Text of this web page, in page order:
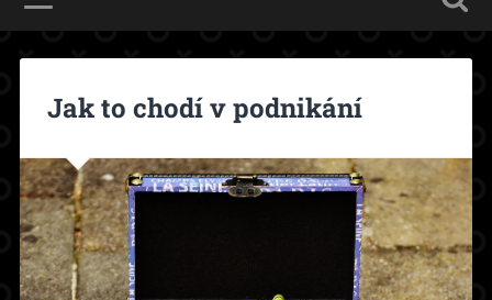
Jak to chodí v podnikání